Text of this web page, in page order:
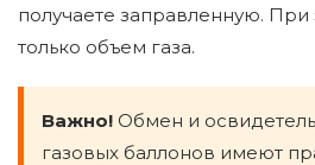
получаете заправленную. При
только объем газа.
Важно! Обмен и
газовых баллонов имеют